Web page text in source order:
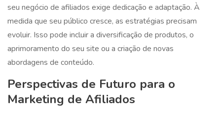
seu negócio de afiliados exige dedicação e adaptação. À
medida que seu público cresce, as estratégias precisam
evoluir. Isso pode incluir a diversificação de produtos, o
aprimoramento do seu site ou a criação de novas
abordagens de conteúdo.
Perspectivas de Futuro para o
Marketing de Afiliados